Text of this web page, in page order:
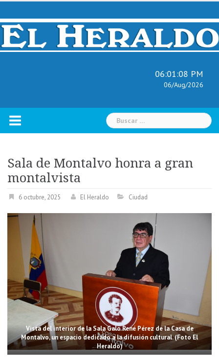
Skip
content
06:01:09 PM
06/Aug/2026
Buscar:
Sala de Montalvo honra a gran
montalvista
6 octubre, 2025 El Heraldo Ciudad
Vista del interior de la Sala Galo René Pérez de la Casa de
Montalvo, un espacio dedicado a la difusión cultural. (Foto El
Heraldo)